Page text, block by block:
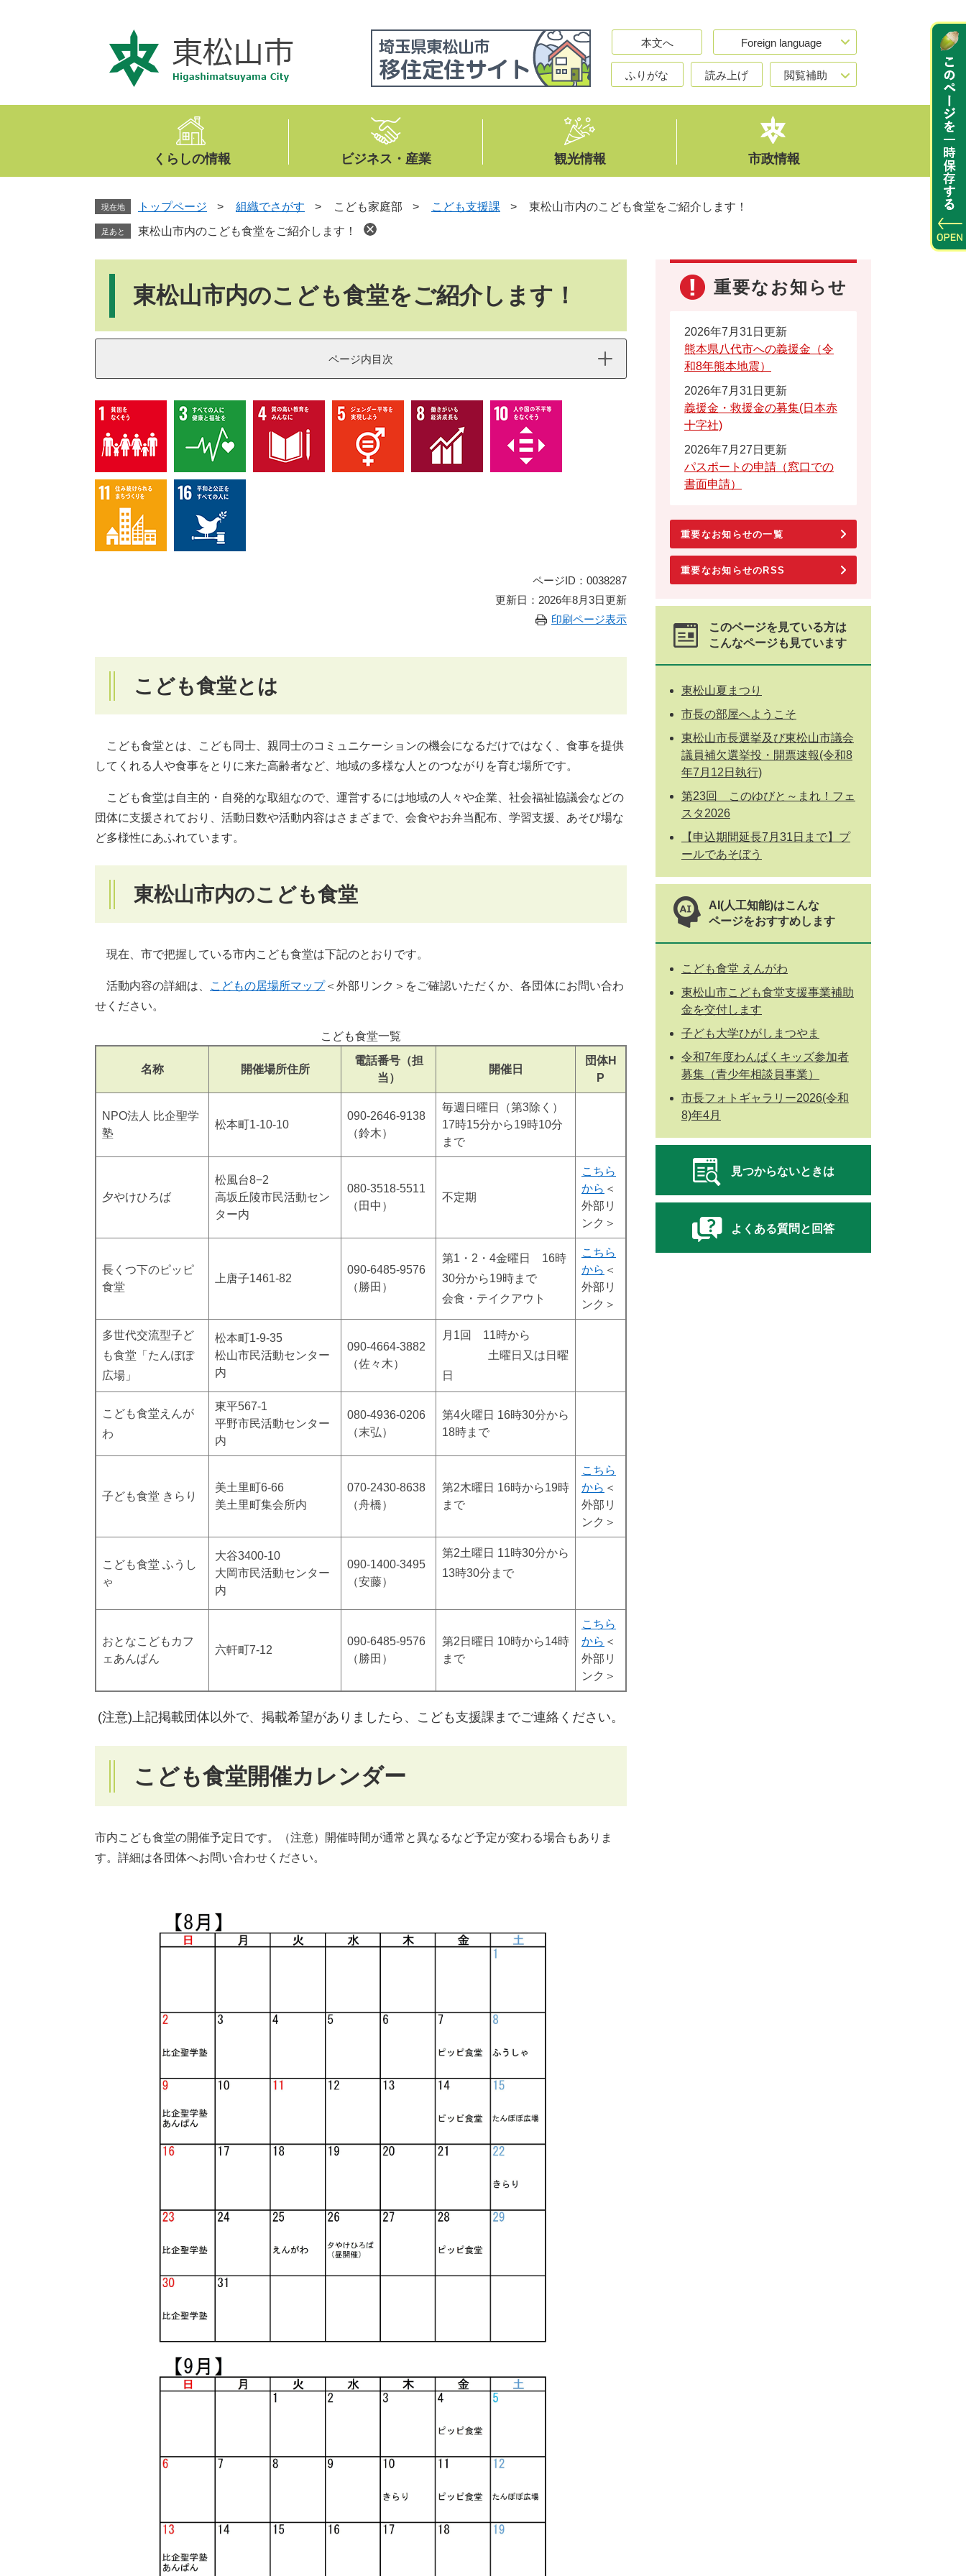
文
本文へ Foreign language
ふりがな 読み上げ 閲覧補助
くらしの情報 ビジネス・産業 観光情報 市政情報
現在地 トップページ > 組織でさがす > こども家庭部 > こども支援課 > 東松山市内のこども食堂をご紹介します！
足あと 東松山市内のこども食堂をご紹介します！
東松山市内のこども食堂をご紹介します！
ページ内目次
ページID：0038287
更新日：2026年8月3日更新
印刷ページ表示
こども食堂とは
こども食堂とは、こども同士、親同士のコミュニケーションの機会になるだけではなく、食事を提供
してくれる人や食事をとりに来た高齢者など、地域の多様な人とのつながりを育む場所です。
こども食堂は自主的・自発的な取組なので、運営するには地域の人々や企業、社会福祉協議会などの
団体に支援されており、活動日数や活動内容はさまざまで、会食やお弁当配布、学習支援、あそび場な
ど多様性にあふれています。
東松山市内のこども食堂
現在、市で把握している市内こども食堂は下記のとおりです。
活動内容の詳細は、 こどもの居場所マップ＜外部リンク＞ をご確認いただくか、各団体にお問い合わ
せください。
こども食堂一覧
名称 開催場所住所
電話番号（担
当）
開催日
団体H
P
NPO法人 比企聖学
塾
松本町1-10-10
090-2646-9138
（鈴木）
毎週日曜日（第3除く）
17時15分から19時10分
まで
夕やけひろば
松風台8−2
高坂丘陵市民活動セン
ター内
080-3518-5511
（田中）
不定期
こちら
から ＜
外部リ
ンク＞
長くつ下のピッピ
食堂
上唐子1461-82
090-6485-9576
（勝田）
第1・2・4金曜日 16時
30分から19時まで
会食・テイクアウト
こちら
から ＜
外部リ
ンク＞
多世代交流型子ど
も食堂「たんぽぽ
広場」
松本町1-9-35
松山市民活動センター
内
090-4664-3882
（佐々木）
月1回 11時から
土曜日又は日曜
日
こども食堂えんが
わ
東平567-1
平野市民活動センター
内
080-4936-0206
（末弘）
第4火曜日 16時30分から
18時まで
子ども食堂 きらり
美土里町6-66
美土里町集会所内
070-2430-8638
（舟橋）
第2木曜日 16時から19時
まで
こちら
から ＜
外部リ
ンク＞
こども食堂 ふうし
ゃ
大谷3400-10
大岡市民活動センター
内
090-1400-3495
（安藤）
第2土曜日 11時30分から
13時30分まで
おとなこどもカフ
ェあんぱん
六軒町7-12
090-6485-9576
（勝田）
第2日曜日 10時から14時
まで
こちら
から ＜
外部リ
ンク＞
(注意)上記掲載団体以外で、掲載希望がありましたら、こども支援課までご連絡ください。
こども食堂開催カレンダー
市内こども食堂の開催予定日です。（注意）開催時間が通常と異なるなど予定が変わる場合もありま
す。詳細は各団体へお問い合わせください。
重要なお知らせ
2026年7月31日更新
熊本県八代市への義援金（令
和8年熊本地震）
2026年7月31日更新
義援金・救援金の募集(日本赤
十字社)
2026年7月27日更新
パスポートの申請（窓口での
書面申請）
重要なお知らせの一覧
重要なお知らせのRSS
このページを見ている方は
こんなページも見ています
東松山夏まつり
市長の部屋へようこそ
東松山市長選挙及び東松山市議会
議員補欠選挙投・開票速報(令和8
年7月12日執行)
第23回 このゆびと～まれ！フェ
スタ2026
【申込期間延長7月31日まで】プ
ールであそぼう
AI(人工知能)はこんな
ページをおすすめします
こども食堂 えんがわ
東松山市こども食堂支援事業補助
金を交付します
子ども大学ひがしまつやま
令和7年度わんぱくキッズ参加者
募集（青少年相談員事業）
市長フォトギャラリー2026(令和
8)年4月
見つからないときは
よくある質問と回答